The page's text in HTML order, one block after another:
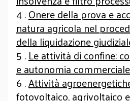
4 .Onere della prova e
natura agricola nel
della liquidazione
5 .Le attività di confine:
e autonomia commerciale
6 .Attività
fotovoltaico, agrivoltaico